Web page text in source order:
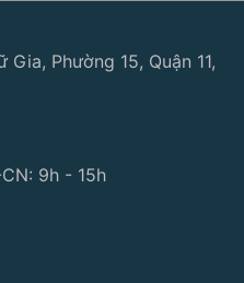
Phường 15, Quận 11,
9h - 15h